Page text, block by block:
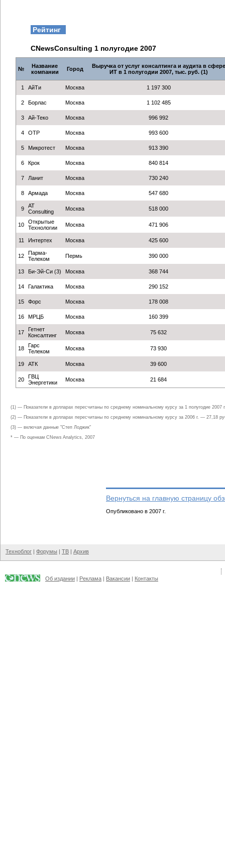
Рейтинг
CNewsConsulting 1 полугодие 2007
№
Название
компании
Город
Выручка от услуг консалтинга и аудита в сфере
ИТ в 1 полугодии 2007, тыс. руб. (1)
1 АйТи Москва 1 197 300
2 Борлас Москва 1 102 485
3 Ай-Теко Москва 996 992
4 ОТР Москва 993 600
5 Микротест Москва 913 390
6 Крок Москва 840 814
7 Ланит Москва 730 240
8 Армада Москва 547 680
9
AT
Consulting
Москва 518 000
10
Открытые
Технологии
Москва 471 906
11 Интертех Москва 425 600
12
Парма-
Телеком
Пермь 390 000
13 Би-Эй-Си (3) Москва 368 744
14 Галактика Москва 290 152
15 Форс Москва 178 008
16 МРЦБ Москва 160 399
17
Гетнет
Консалтинг
Москва 75 632
18
Гарс
Телеком
Москва 73 930
19 АТК Москва 39 600
20
ГВЦ
Энергетики
Москва 21 684
(1) — Показатели в долларах пересчитаны по среднему номинальному курсу за 1 полугодие 2007
(2) — Показатели в долларах пересчитаны по среднему номинальному курсу за 2006 г. — 27,18
(3) — включая данные "Степ Лоджик"
* — По оценкам CNews Analytics, 2007
Вернуться на главную страницу
Опубликовано в 2007 г.
Техноблог | Форумы | ТВ | Архив
Об издании | Реклама | Вакансии | Контакты